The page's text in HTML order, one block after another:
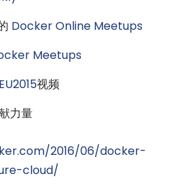
Docker Online Meetups
Meetups
视频
力量
2016/06/docker-
cloud/